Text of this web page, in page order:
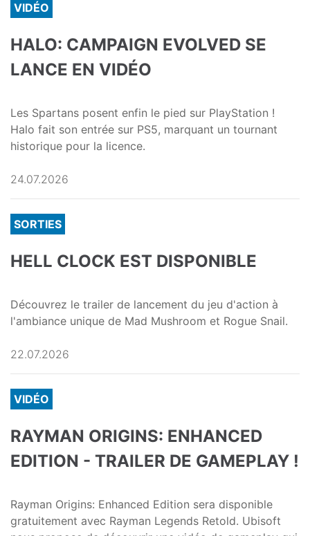
VIDÉO
HALO: CAMPAIGN EVOLVED SE
LANCE EN VIDÉO
Les Spartans posent enfin le pied sur PlayStation !
Halo fait son entrée sur PS5, marquant un tournant
historique pour la licence.
24.07.2026
SORTIES
HELL CLOCK EST DISPONIBLE
Découvrez le trailer de lancement du jeu d'action à
l'ambiance unique de Mad Mushroom et Rogue Snail.
22.07.2026
VIDÉO
RAYMAN ORIGINS: ENHANCED
EDITION - TRAILER DE GAMEPLAY !
Rayman Origins: Enhanced Edition sera disponible
gratuitement avec Rayman Legends Retold. Ubisoft